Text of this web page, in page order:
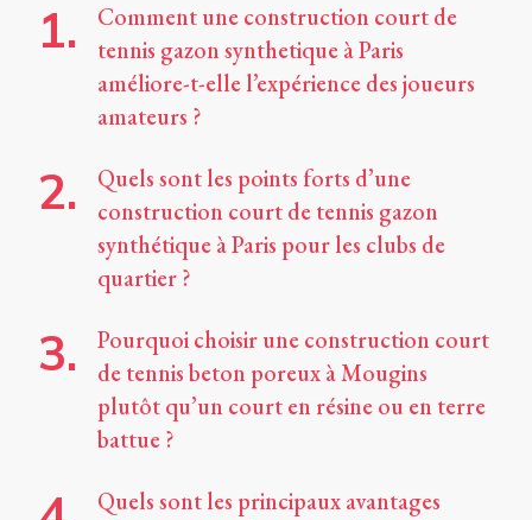
Comment une construction court de
tennis gazon synthetique à Paris
améliore-t-elle l’expérience des joueurs
amateurs ?
Quels sont les points forts d’une
construction court de tennis gazon
synthétique à Paris pour les clubs de
quartier ?
Pourquoi choisir une construction court
de tennis beton poreux à Mougins
plutôt qu’un court en résine ou en terre
battue ?
Quels sont les principaux avantages